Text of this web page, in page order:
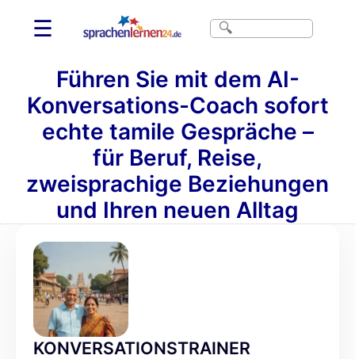
☰
Führen Sie mit dem AI-
Konversations-Coach sofort
echte tamile Gespräche –
für Beruf, Reise,
zweisprachige Beziehungen
und Ihren neuen Alltag
KONVERSATIONSTRAINER